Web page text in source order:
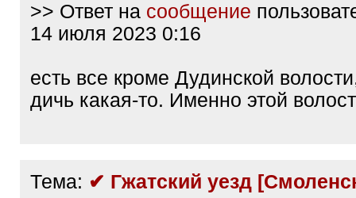
>> Ответ на сообщение
14 июля 2023 0:16
есть все кроме Дудинской
дичь какая-то. Именно этой
Тема: ✔ Гжатский уезд